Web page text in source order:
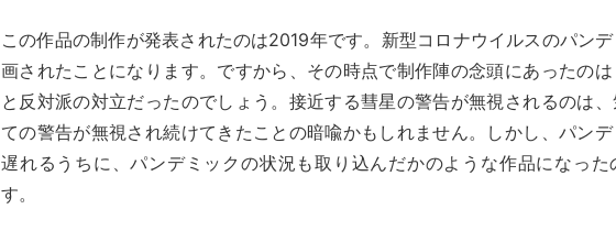
この作品の制作が発表されたのは2019年です。新型コロナウイルスのパン
画されたことになります。ですから、その時点で制作陣の念頭にあったの
と反対派の対立だったのでしょう。接近する彗星の警告が無視されるのは
ての警告が無視され続けてきたことの暗喩かもしれません。しかし、パン
遅れるうちに、パンデミックの状況も取り込んだかのような作品になった
す。